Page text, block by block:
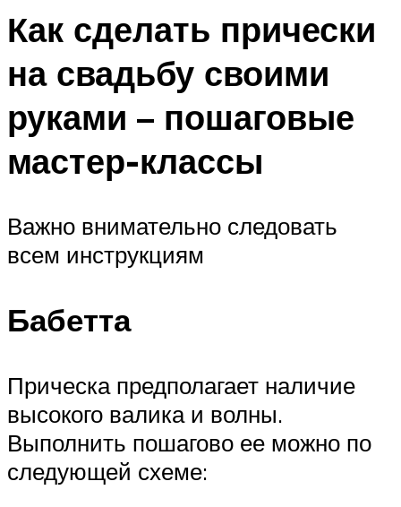
Как сделать прически
на свадьбу своими
руками – пошаговые
мастер-классы
Важно внимательно следовать
всем инструкциям
Бабетта
Прическа предполагает наличие
высокого валика и волны.
Выполнить пошагово ее можно по
следующей схеме: